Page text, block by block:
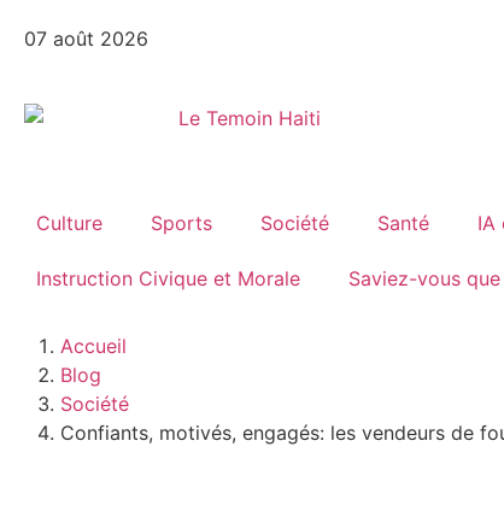
07 août 2026
Culture Sports Société Santé IA
Instruction Civique et Morale Saviez-vous que
Accueil
Blog
Société
Confiants, motivés, engagés: les vendeurs de